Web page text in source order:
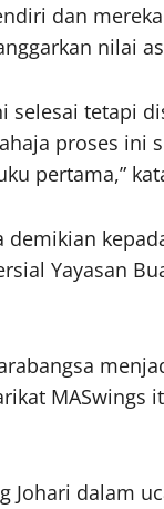
dan
nilai
selesai tetapi
proses ini
pertama,”
demikian
Yayasan
MASwings
Johari dalam